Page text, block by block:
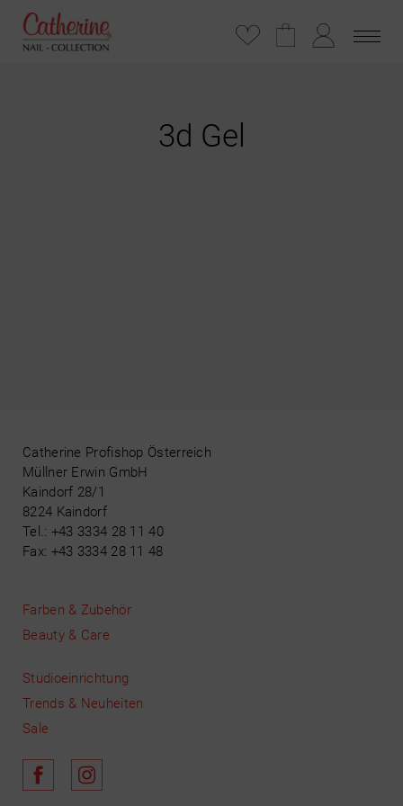
3d Gel
Catherine Profishop Österreich
Müllner Erwin GmbH
Kaindorf 28/1
8224 Kaindorf
Tel.: +43 3334 28 11 40
Fax: +43 3334 28 11 48
Farben & Zubehör
Beauty & Care
Studioeinrichtung
Trends & Neuheiten
Sale